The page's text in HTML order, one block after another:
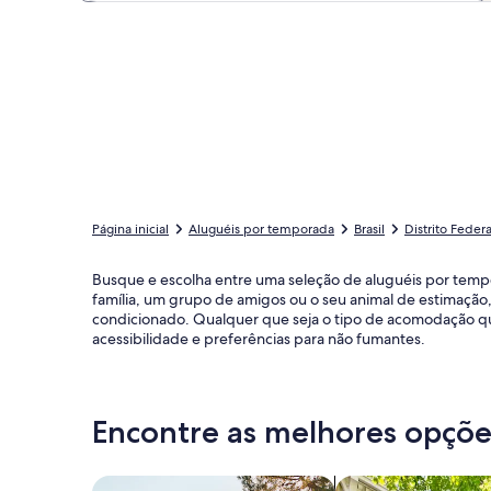
Página inicial Aluguéis por temporada Brasil Distrito
Busque e escolha entre uma seleção de aluguéis por
família, um grupo de amigos ou o seu animal de
condicionado. Qualquer que seja o tipo de acomodação
acessibilidade e preferências para não fumantes.
Encontre as melhores
Busque casas Busque